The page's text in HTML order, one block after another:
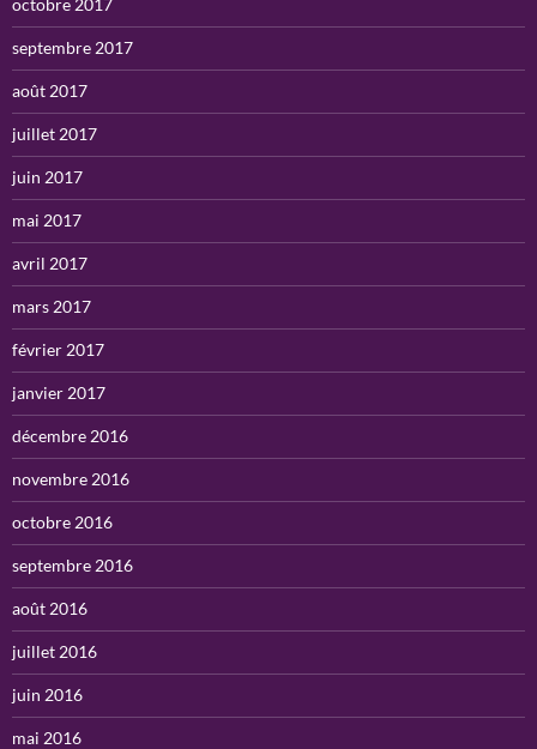
septembre 2017
août 2017
juillet 2017
juin 2017
mai 2017
avril 2017
mars 2017
février 2017
janvier 2017
décembre 2016
novembre 2016
octobre 2016
septembre 2016
août 2016
juillet 2016
juin 2016
mai 2016